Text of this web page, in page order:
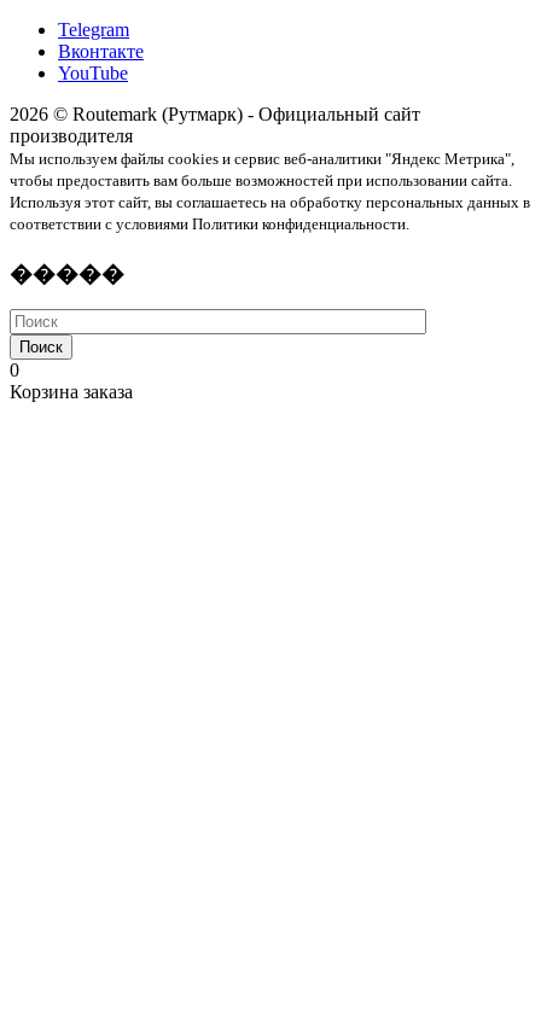
Telegram
Вконтакте
YouTube
2026 © Routemark (Рутмарк) - Официальный сайт
производителя
Мы используем файлы cookies и сервис веб-аналитики "Яндекс Метрика",
чтобы предоставить вам больше возможностей при использовании сайта.
Используя этот сайт, вы соглашаетесь на обработку персональных данных в
соответствии с условиями Политики конфиденциальности.
�����
Поиск
0
Корзина заказа